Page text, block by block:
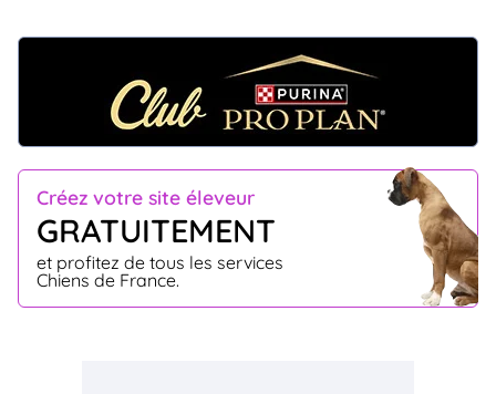
Créez votre site éleveur
GRATUITEMENT
et profitez de tous les services
Chiens de France.